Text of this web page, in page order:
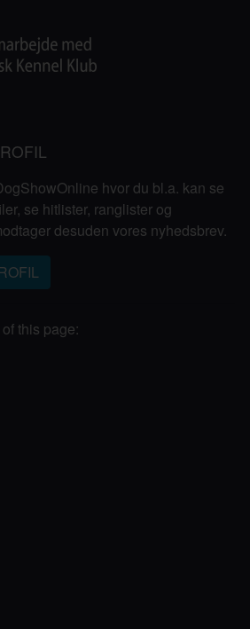
hvor du bl.a. kan se
se hitlister, ranglister og
desuden vores nyhedsbrev.
this page: